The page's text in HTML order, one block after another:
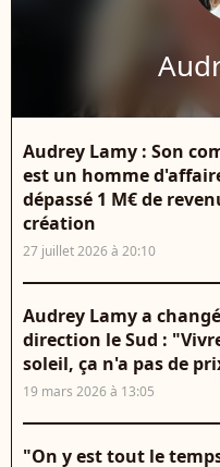
Audrey Lamy : Son
est un homme
dépassé 1 M€ de
création
27 juillet 2026 à 20:10
Audrey Lamy a
direction le Sud :
soleil, ça n'a pas de
19 mars 2026 à 13:05
"On y est tout le